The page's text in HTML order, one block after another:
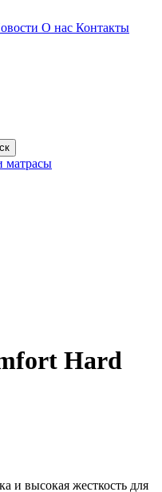
О нас Контакты
матрасы
Hard
и высокая жесткость для